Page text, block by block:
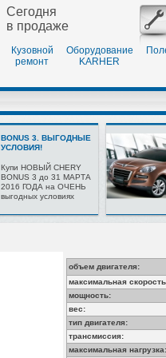
Сегодня
в продаже
Кузовной
ремонт
Оборудование
KARHER
BONUS 3. ВЫГОДНЫЕ
УСЛОВИЯ!
Купи НОВЫЙ CHERY
BONUS 3 до 31 МАРТА
2016 ГОДА на ОЧЕНЬ
выгодных условиях
объем двигателя:
максимальная
мощность:
вес:
тип двигателя:
трансмиссия:
максимальная нагрузка: